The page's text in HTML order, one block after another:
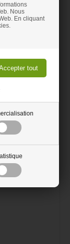
Nous
En cliquant
la poutre.
souhaitez
poutre.